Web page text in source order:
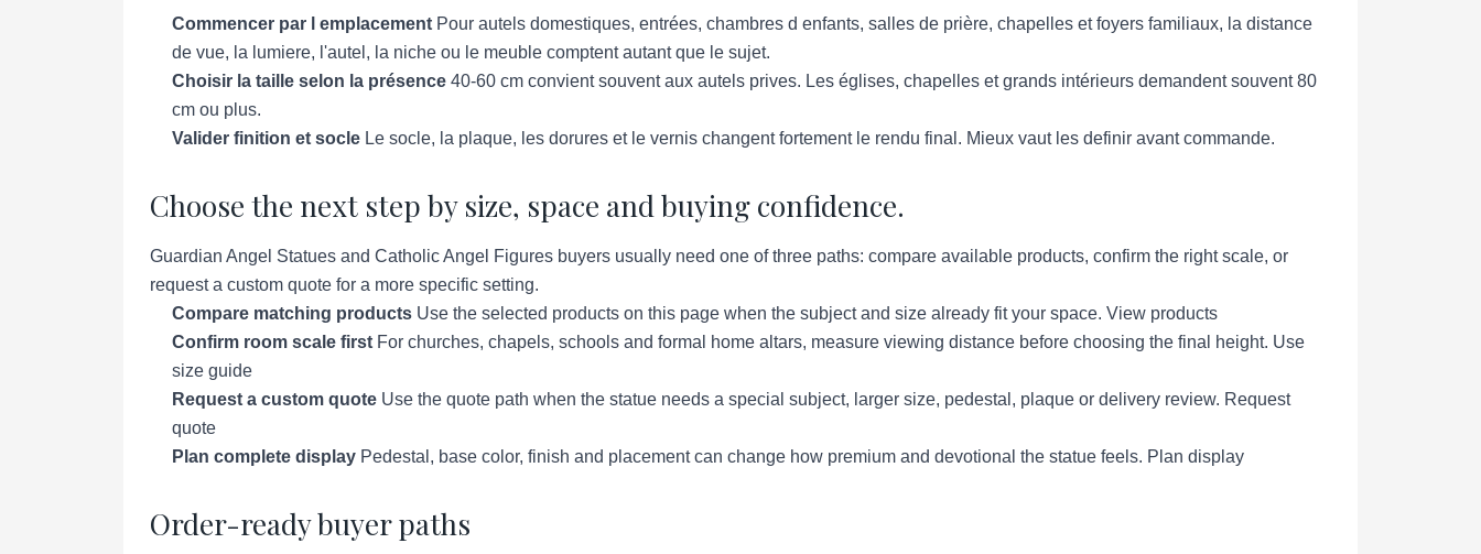
Commencer par l emplacement Pour autels domestiques, entrées, chambres d enfants, salles de prière, chapelles et foyers familiaux, la distance
de vue, la lumiere, l'autel, la niche ou le meuble comptent autant que le sujet.
Choisir la taille selon la présence 40-60 cm convient souvent aux autels prives. Les églises, chapelles et grands intérieurs demandent souvent 80
cm ou plus.
Valider finition et socle Le socle, la plaque, les dorures et le vernis changent fortement le rendu final. Mieux vaut les definir avant commande.
Choose the next step by size, space and buying confidence.
Guardian Angel Statues and Catholic Angel Figures buyers usually need one of three paths: compare available products, confirm the right scale, or
request a custom quote for a more specific setting.
Compare matching products Use the selected products on this page when the subject and size already fit your space. View products
Confirm room scale first For churches, chapels, schools and formal home altars, measure viewing distance before choosing the final height. Use
size guide
Request a custom quote Use the quote path when the statue needs a special subject, larger size, pedestal, plaque or delivery review. Request
quote
Plan complete display Pedestal, base color, finish and placement can change how premium and devotional the statue feels. Plan display
Order-ready buyer paths